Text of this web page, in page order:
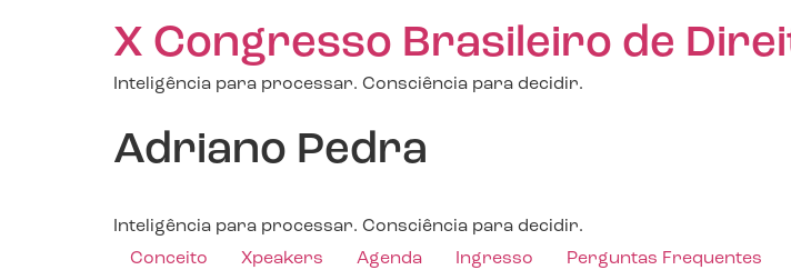
X Congresso Brasileiro de
Inteligência para processar. Consciência para decidir.
Adriano Pedra
Inteligência para processar. Consciência para decidir.
Conceito
Xpeakers Agenda Ingresso Perguntas Frequentes